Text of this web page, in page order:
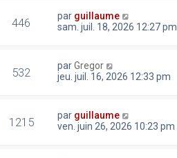
446 par guillaume
sam. juil. 18, 2026 12:27 pm
532 parGregor
jeu. juil. 16, 2026 12:33 pm
1215 par guillaume
ven. juin 26, 2026 10:23 pm